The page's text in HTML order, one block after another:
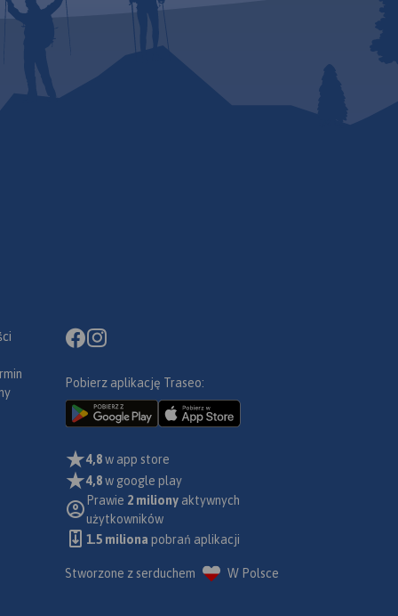
Pobierz aplikację Traseo:
4,8w app store
4,8w google play
Prawie 2 miliony aktywnych
użytkowników
1.5 miliona pobrań aplikacji
Stworzone z serduchem W Polsce